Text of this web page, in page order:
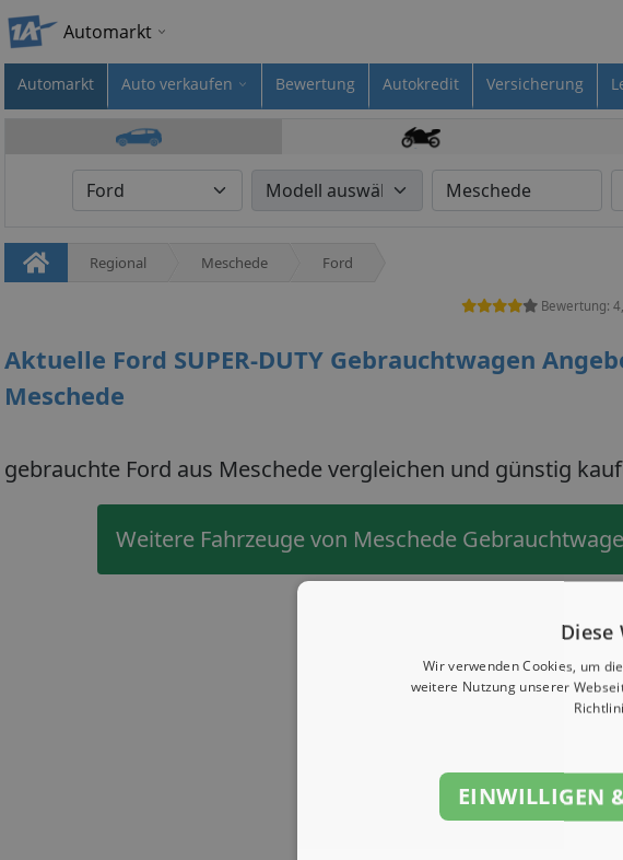
Automarkt
Automarkt Auto verkaufen Bewertung Autokredit Versicherung
Regional Meschede Ford
Bewertung:
Aktuelle Ford SUPER-DUTY Gebrauchtwagen
Meschede
gebrauchte Ford aus Meschede vergleichen und günstig
Weitere Fahrzeuge von Meschede
Diese
Wir verwenden Cookies, um
weitere Nutzung unserer
EINWILLIGEN